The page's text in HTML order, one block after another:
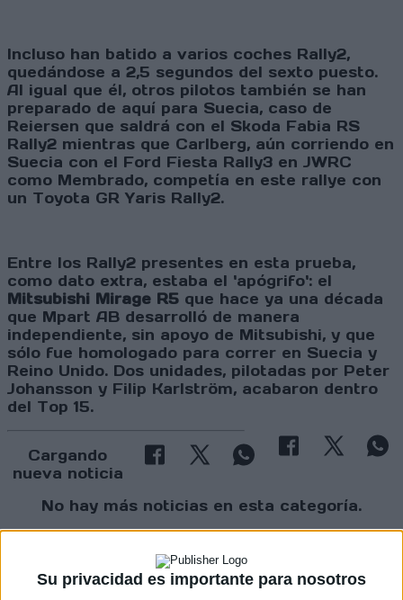
Su privacidad es importante para nosotros
Incluso han batido a varios coches Rally2,
quedándose a 2,5 segundos del sexto puesto.
Al igual que él, otros pilotos también se han
preparado de aquí para Suecia, caso de
Reiersen que saldrá con el Skoda Fabia RS
Rally2 mientras que Carlberg, aún corriendo en
Suecia con el Ford Fiesta Rally3 en JWRC
como Membrado, competía en este rallye con
un Toyota GR Yaris Rally2.
Entre los Rally2 presentes en esta prueba,
como dato extra, estaba el 'apógrifo': el
Mitsubishi Mirage R5 que hace ya una década
que Mpart AB desarrolló de manera
independiente, sin apoyo de Mitsubishi, y que
sólo fue homologado para correr en Suecia y
Reino Unido. Dos unidades, pilotadas por Peter
Johansson y Filip Karlström, acabaron dentro
del Top 15.
Cargando
nueva noticia
No hay más noticias en esta categoría.